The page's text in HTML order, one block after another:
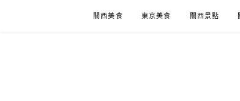
關西美食 東京美食 關西景點